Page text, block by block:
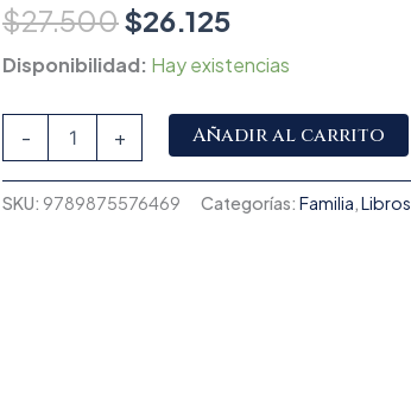
$27.500$26.125
Disponibilidad: Hay existencias
- + Añadir al carrito
SKU: 9789875576469 Categorías: Familia,Libros